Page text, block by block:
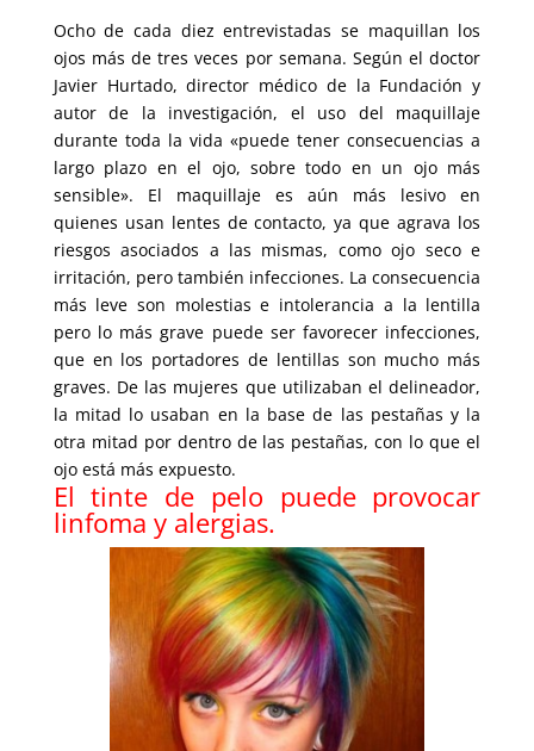
Ocho de cada diez entrevistadas se maquillan los
ojos más de tres veces por semana. Según el doctor
Javier Hurtado, director médico de la Fundación y
autor de la investigación, el uso del maquillaje
durante toda la vida «puede tener consecuencias a
largo plazo en el ojo, sobre todo en un ojo más
sensible». El maquillaje es aún más lesivo en
quienes usan lentes de contacto, ya que agrava los
riesgos asociados a las mismas, como ojo seco e
irritación, pero también infecciones. La consecuencia
más leve son molestias e intolerancia a la lentilla
pero lo más grave puede ser favorecer infecciones,
que en los portadores de lentillas son mucho más
graves. De las mujeres que utilizaban el delineador,
la mitad lo usaban en la base de las pestañas y la
otra mitad por dentro de las pestañas, con lo que el
ojo está más expuesto.
El tinte de pelo puede provocar
linfoma y alergias.